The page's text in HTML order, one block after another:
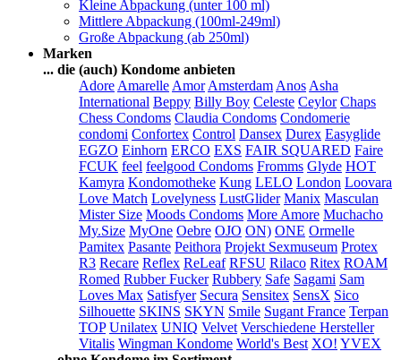
Kleine Abpackung (unter 100 ml)
Mittlere Abpackung (100ml-249ml)
Große Abpackung (ab 250ml)
Marken
... die (auch) Kondome anbieten
Adore Amarelle Amor Amsterdam Anos Asha
International Beppy Billy Boy Celeste Ceylor Chaps
Chess Condoms Claudia Condoms Condomerie
condomi Confortex Control Dansex Durex Easyglide
EGZO Einhorn ERCO EXS FAIR SQUARED Faire
FCUK feel feelgood Condoms Fromms Glyde HOT
Kamyra Kondomotheke Kung LELO London Loovara
Love Match Lovelyness LustGlider Manix Masculan
Mister Size Moods Condoms More Amore Muchacho
My.Size MyOne Oebre OJO ON) ONE Ormelle
Pamitex Pasante Peithora Projekt Sexmuseum Protex
R3 Recare Reflex ReLeaf RFSU Rilaco Ritex ROAM
Romed Rubber Fucker Rubbery Safe Sagami Sam
Loves Max Satisfyer Secura Sensitex SensX Sico
Silhouette SKINS SKYN Smile Sugant France Terpan
TOP Unilatex UNIQ Velvet Verschiedene Hersteller
Vitalis Wingman Kondome World's Best XO! YVEX